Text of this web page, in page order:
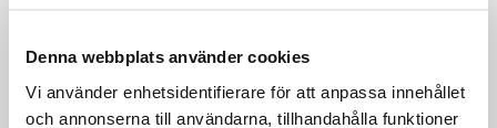
Denna webbplats använder cookies
Vi använder enhetsidentifierare för att anpassa innehållet
och annonserna till användarna, tillhandahålla funktioner